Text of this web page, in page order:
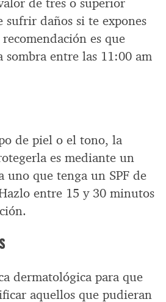
sufrir daños si te expones
es que
sombra entre las 11:00 am
de piel o el tono, la
es mediante un
uno que tenga un SPF de
entre 15 y 30 minutos
dermatológica para que
aquellos que pudieran